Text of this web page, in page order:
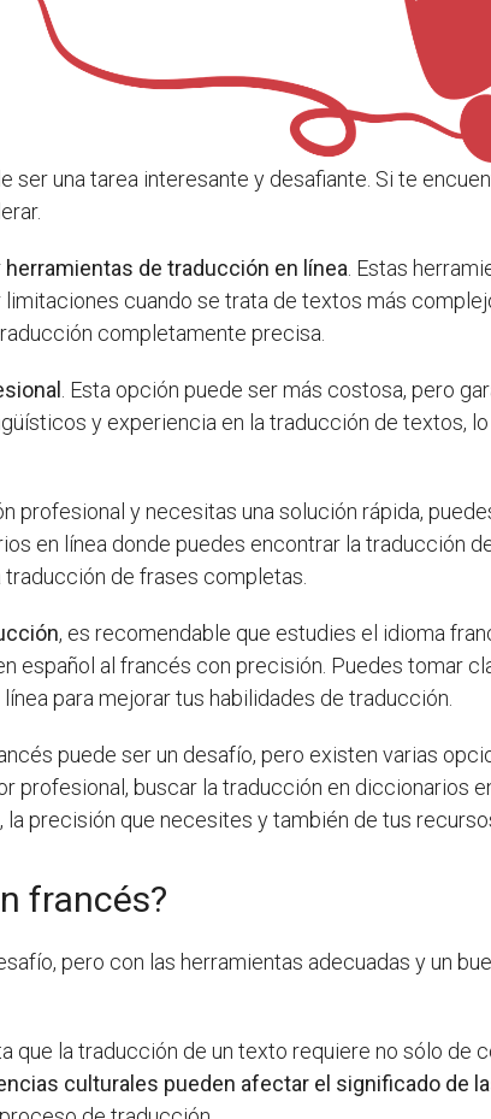
ser una tarea interesante y desafiante. Si te
herramientas de traducción en línea. Estas
cuando se trata de textos más
completamente precisa.
. Esta opción puede ser más costosa, pero
y experiencia en la traducción de textos,
profesional y necesitas una solución rápida,
en línea donde puedes encontrar la traducción
de frases completas.
, es recomendable que estudies el idioma
español al francés con precisión. Puedes tomar
para mejorar tus habilidades de traducción.
puede ser un desafío, pero existen varias
profesional, buscar la traducción en diccionarios
precisión que necesites y también de tus
francés?
pero con las herramientas adecuadas y un
que la traducción de un texto requiere no sólo de
culturales pueden afectar el significado de